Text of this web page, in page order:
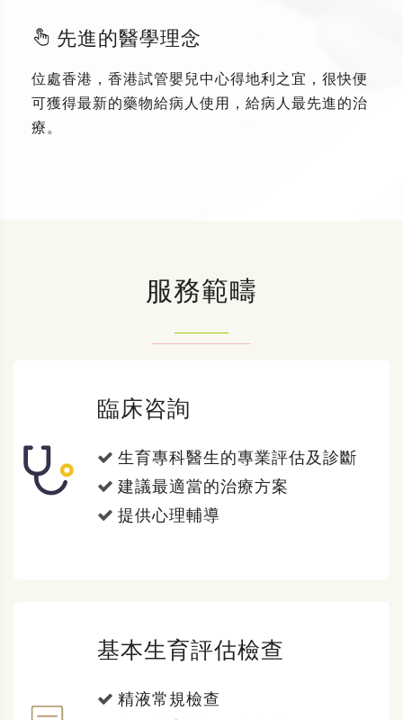
先進的醫學理念
位處香港，香港試管嬰兒中心得地利之宜，很快便
可獲得最新的藥物給病人使用，給病人最先進的治
療。
服務範疇
臨床咨詢
生育專科醫生的專業評估及診斷
建議最適當的治療方案
提供心理輔導
基本生育評估檢查
精液常規檢查